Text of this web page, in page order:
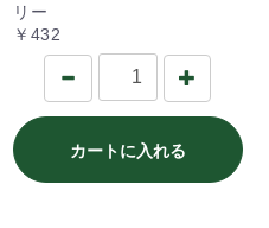
リー
￥432
カートに入れる